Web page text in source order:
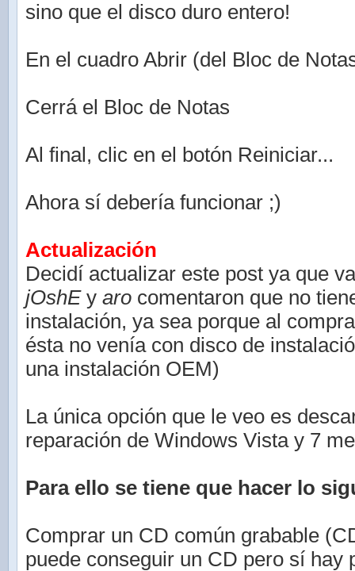
sino que el disco duro entero!
En el cuadro Abrir (del Bloc de
Cerrá el Bloc de Notas
Al final, clic en el botón Reiniciar...
Ahora sí debería funcionar ;)
Actualización
Decidí actualizar este post ya que
jOshEy aro comentaron que no
instalación, ya sea porque al
ésta no venía con disco de
una instalación OEM)
La única opción que le veo es
reparación de Windows Vista y 7
Para ello se tiene que hacer lo
Comprar un CD común grabable
puede conseguir un CD pero sí hay